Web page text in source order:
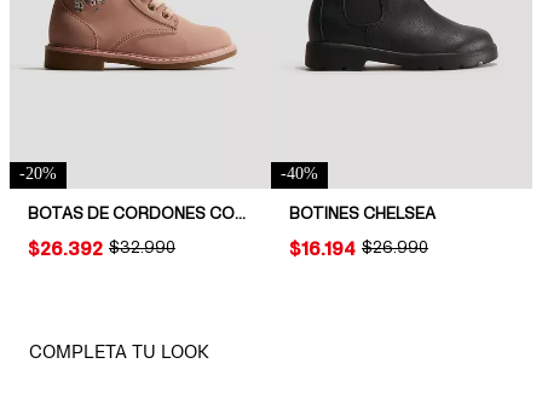
-20%
BOTAS DE CORDONES CON DETALLE BORDADO
ORIGINAL PRICE:
$32.990
PRICE:
$26.392
-40%
BOTINES CHELSEA
ORIGINAL PRICE:
$26.990
PRICE:
$16.194
COMPLETA TU LOOK